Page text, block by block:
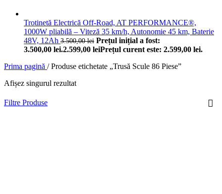
Trotinetă Electrică Off-Road, AT PERFORMANCE®,
1000W pliabilă – Viteză 35 km/h, Autonomie 45 km, Baterie
48V, 12Ah 3.500,00lei Prețul inițial a fost:
3.500,00 lei.2.599,00 leiPrețul curent este: 2.599,00 lei.
Prima pagină / Produse etichetate „Trusă Scule 86 Piese”
Afișez singurul rezultat
Filtre Produse